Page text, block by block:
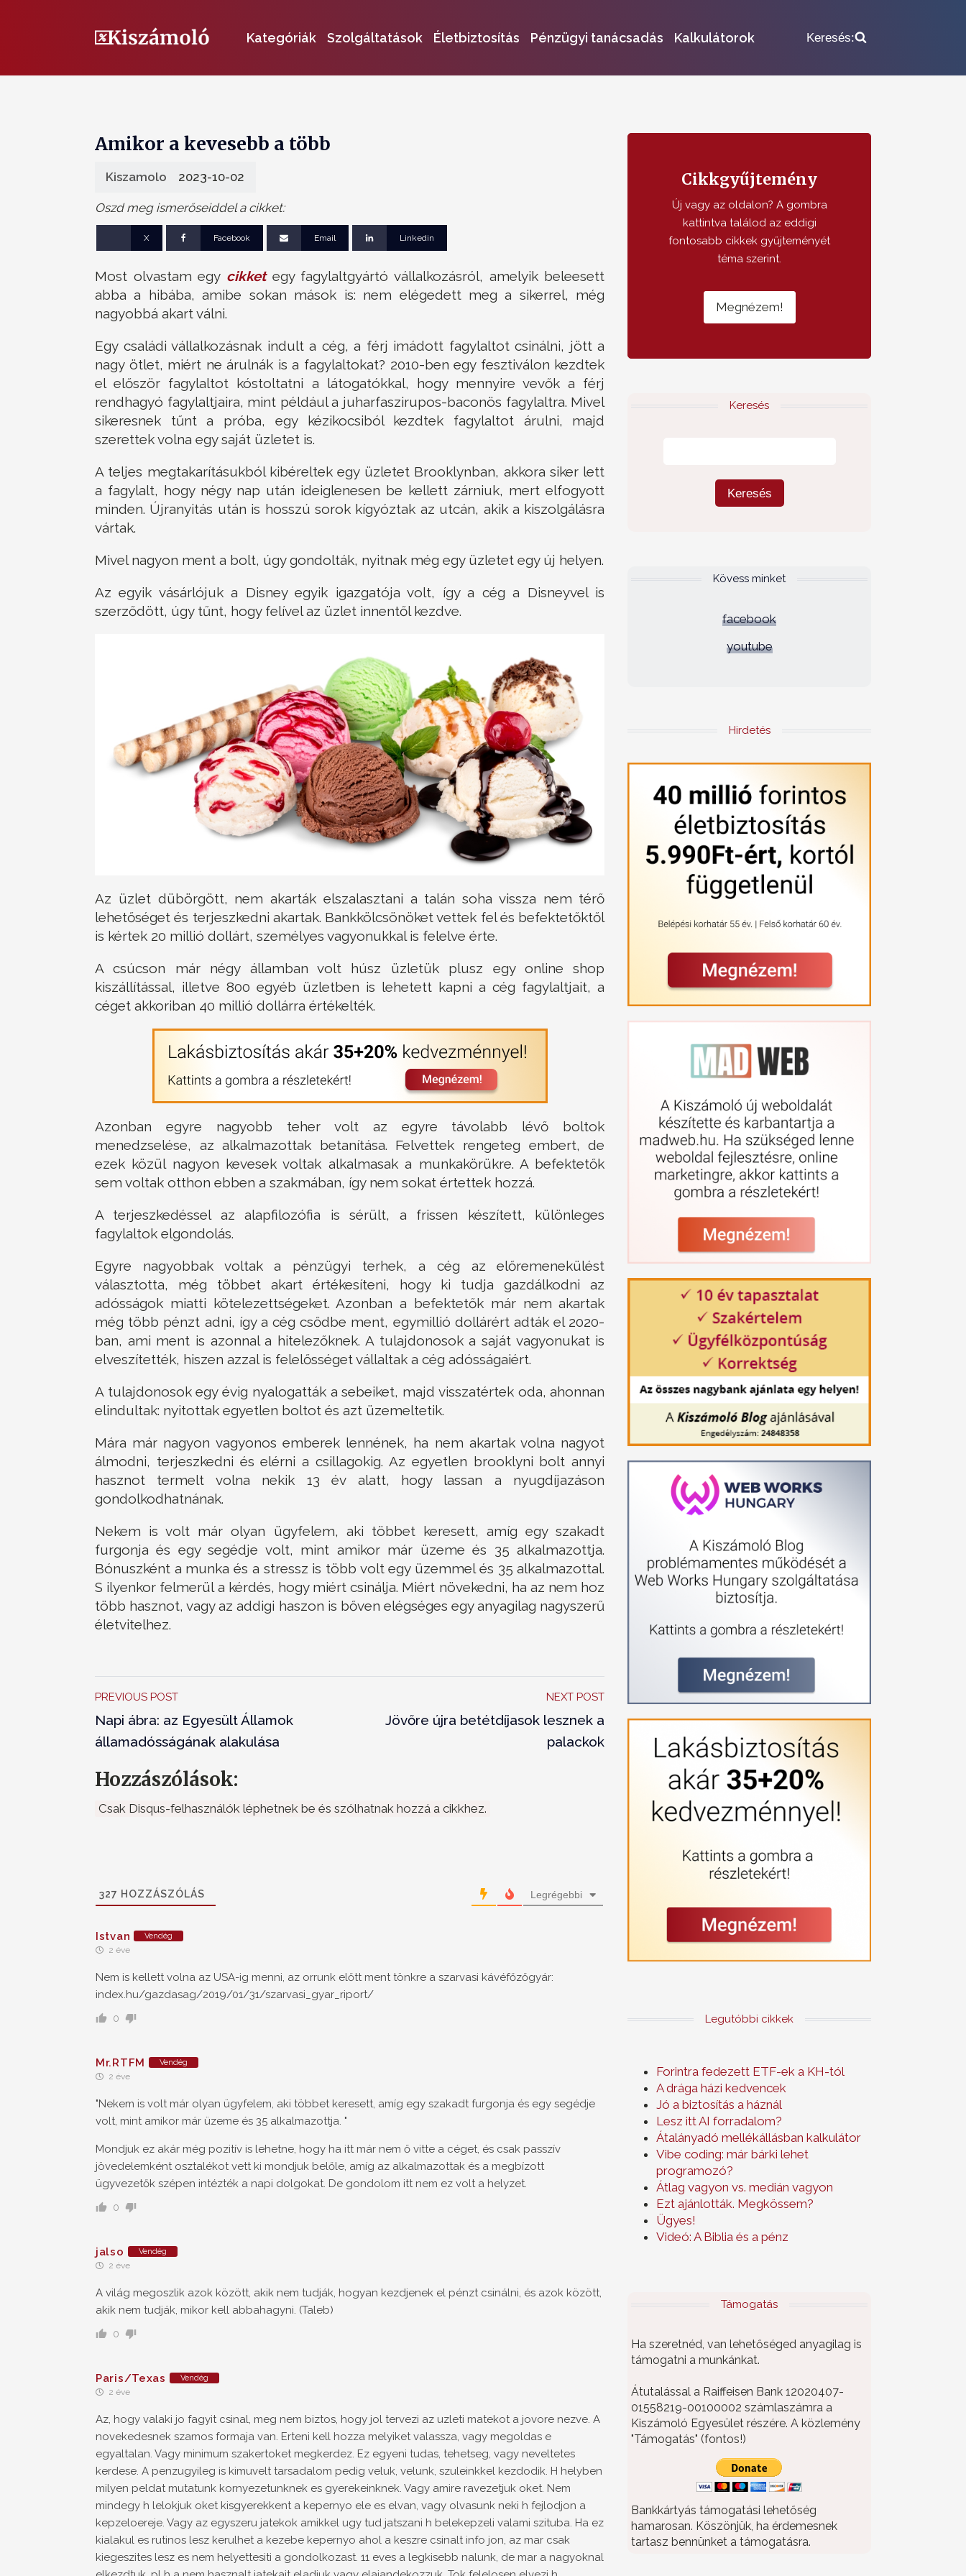
Kategóriák Szolgáltatások Életbiztosítás Pénzügyi tanácsadás Kalkulátorok Keresés:
Amikor a kevesebb a több
Kiszamolo 2023-10-02
Oszd meg ismerőseiddel a cikket:
X Facebook Email Linkedin
Most olvastam egy cikketegy fagylaltgyártó vállalkozásról, amelyik beleesett
abba a hibába, amibe sokan mások is: nem elégedett meg a sikerrel, még
nagyobbá akart válni.
Egy családi vállalkozásnak indult a cég, a férj imádott fagylaltot csinálni, jött a
nagy ötlet, miért ne árulnák is a fagylaltokat? 2010-ben egy fesztiválon kezdtek
el először fagylaltot kóstoltatni a látogatókkal, hogy mennyire vevők a férj
rendhagyó fagylaltjaira, mint például a juharfaszirupos-baconös fagylaltra. Mivel
sikeresnek tűnt a próba, egy kézikocsiból kezdtek fagylaltot árulni, majd
szerettek volna egy saját üzletet is.
A teljes megtakarításukból kibéreltek egy üzletet Brooklynban, akkora siker lett
a fagylalt, hogy négy nap után ideiglenesen be kellett zárniuk, mert elfogyott
minden. Újranyitás után is hosszú sorok kígyóztak az utcán, akik a kiszolgálásra
vártak.
Mivel nagyon ment a bolt, úgy gondolták, nyitnak még egy üzletet egy új helyen.
Az egyik vásárlójuk a Disney egyik igazgatója volt, így a cég a Disneyvel is
szerződött, úgy tűnt, hogy felível az üzlet innentől kezdve.
Az üzlet dübörgött, nem akarták elszalasztani a talán soha vissza nem térő
lehetőséget és terjeszkedni akartak. Bankkölcsönöket vettek fel és befektetőktől
is kértek 20 millió dollárt, személyes vagyonukkal is felelve érte.
A csúcson már négy államban volt húsz üzletük plusz egy online shop
kiszállítással, illetve 800 egyéb üzletben is lehetett kapni a cég fagylaltjait, a
céget akkoriban 40 millió dollárra értékelték.
Azonban egyre nagyobb teher volt az egyre távolabb lévő boltok
menedzselése, az alkalmazottak betanítása. Felvettek rengeteg embert, de
ezek közül nagyon kevesek voltak alkalmasak a munkakörükre. A befektetők
sem voltak otthon ebben a szakmában, így nem sokat értettek hozzá.
A terjeszkedéssel az alapfilozófia is sérült, a frissen készített, különleges
fagylaltok elgondolás.
Egyre nagyobbak voltak a pénzügyi terhek, a cég az előremenekülést
választotta, még többet akart értékesíteni, hogy ki tudja gazdálkodni az
adósságok miatti kötelezettségeket. Azonban a befektetők már nem akartak
még több pénzt adni, így a cég csődbe ment, egymillió dollárért adták el 2020-
ban, ami ment is azonnal a hitelezőknek. A tulajdonosok a saját vagyonukat is
elveszítették, hiszen azzal is felelősséget vállaltak a cég adósságaiért.
A tulajdonosok egy évig nyalogatták a sebeiket, majd visszatértek oda, ahonnan
elindultak: nyitottak egyetlen boltot és azt üzemeltetik.
Mára már nagyon vagyonos emberek lennének, ha nem akartak volna nagyot
álmodni, terjeszkedni és elérni a csillagokig. Az egyetlen brooklyni bolt annyi
hasznot termelt volna nekik 13 év alatt, hogy lassan a nyugdíjazáson
gondolkodhatnának.
Nekem is volt már olyan ügyfelem, aki többet keresett, amíg egy szakadt
furgonja és egy segédje volt, mint amikor már üzeme és 35 alkalmazottja.
Bónuszként a munka és a stressz is több volt egy üzemmel és 35 alkalmazottal.
S ilyenkor felmerül a kérdés, hogy miért csinálja. Miért növekedni, ha az nem hoz
több hasznot, vagy az addigi haszon is bőven elégséges egy anyagilag nagyszerű
életvitelhez.
PREVIOUS POST
Napi ábra: az Egyesült Államok
államadósságának alakulása
NEXT POST
Jövőre újra betétdíjasok lesznek a
palackok
Hozzászólások:
Csak Disqus-felhasználók léphetnek be és szólhatnak hozzá a cikkhez.
327 HOZZÁSZÓLÁS Legrégebbi
Istvan Vendég
2 éve
Nem is kellett volna az USA-ig menni, az orrunk előtt ment tönkre a szarvasi kávéfőzőgyár:
index.hu/gazdasag/2019/01/31/szarvasi_gyar_riport/
0
Mr.RTFM Vendég
2 éve
"Nekem is volt már olyan ügyfelem, aki többet keresett, amíg egy szakadt furgonja és egy segédje
volt, mint amikor már üzeme és 35 alkalmazottja. "
Mondjuk ez akár még pozitív is lehetne, hogy ha itt már nem ő vitte a céget, és csak passzív
jövedelemként osztalékot vett ki mondjuk belőle, amíg az alkalmazottak és a megbízott
ügyvezetők szépen intézték a napi dolgokat. De gondolom itt nem ez volt a helyzet.
0
jalso Vendég
2 éve
A világ megoszlik azok között, akik nem tudják, hogyan kezdjenek el pénzt csinálni, és azok között,
akik nem tudják, mikor kell abbahagyni. (Taleb)
0
Paris/Texas Vendég
2 éve
Az, hogy valaki jo fagyit csinal, meg nem biztos, hogy jol tervezi az uzleti matekot a jovore nezve. A
novekedesnek szamos formaja van. Erteni kell hozza melyiket valassza, vagy megoldas e
egyaltalan. Vagy minimum szakertoket megkerdez. Ez egyeni tudas, tehetseg, vagy neveltetes
kerdese. A penzugyileg is kimuvelt tarsadalom pedig veluk, velunk, szuleinkkel kezdodik. H helyben
milyen peldat mutatunk kornyezetunknek es gyerekeinknek. Vagy amire ravezetjuk oket. Nem
mindegy h lelokjuk oket kisgyerekkent a kepernyo ele es elvan, vagy olvasunk neki h fejlodjon a
kepzeloereje. Vagy az egyszeru jatekok amikkel ugy tud jatszani h belekepzeli valami szituba. Ha ez
kialakul es rutinos lesz kerulhet a kezebe kepernyo ahol a keszre csinalt info jon, az mar csak
kiegeszites lesz es nem helyettesiti a gondolkozast. 11 eves a legkisebb nalunk, de mar a nagyoknal
Cikkgyűjtemény
Új vagy az oldalon? A gombra
kattintva találod az eddigi
fontosabb cikkek gyűjteményét
téma szerint.
Megnézem!
Keresés
Kövess minket
facebook
youtube
Hirdetés
Legutóbbi cikkek
Forintra fedezett ETF-ek a KH-tól
A drága házi kedvencek
Jó a biztosítás a háznál
Lesz itt AI forradalom?
Átalányadó mellékállásban kalkulátor
Vibe coding: már bárki lehet
programozó?
Átlag vagyon vs. medián vagyon
Ezt ajánlották. Megkössem?
Ügyes!
Videó: A Biblia és a pénz
Támogatás
Ha szeretnéd, van lehetőséged anyagilag is
támogatni a munkánkat.
Átutalással a Raiffeisen Bank 12020407-
01558219-00100002 számlaszámra a
Kiszámoló Egyesület részére. A közlemény
"Támogatás" (fontos!)
Bankkártyás támogatási lehetőség
hamarosan. Köszönjük, ha érdemesnek
tartasz bennünket a támogatásra.